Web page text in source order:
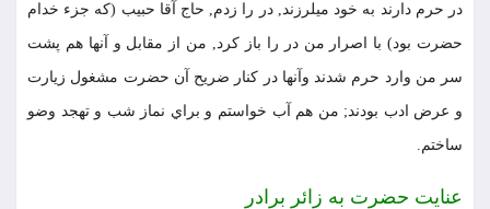
در حرم دارند به خود ميلرزند, در را زدم, حاج آقا حبيب (كه جزء خدام
حضرت بود) با اصرار من در را باز كرد, من از مقابل و آنها هم پشت
سر من وارد حرم شدند وآنها در كنار ضريح آن حضرت مشغول زيارت
و عرض ادب بودند; من هم آب خواستم و براي نماز شب و تهجد وضو
ساختم.
عنايت حضرت به زائر برادر